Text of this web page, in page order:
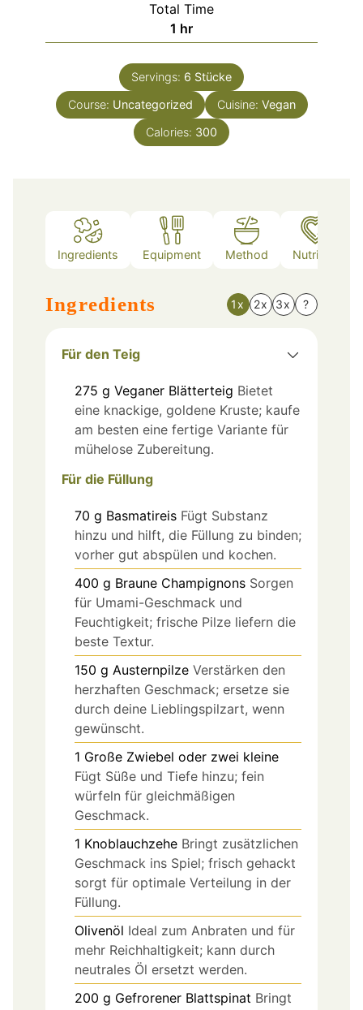
Total Time
1 hour
hr
Servings: 6 Stücke
Course: Uncategorized Cuisine: Vegan
Calories: 300
Ingredients Equipment Method Nutrition
Ingredients 1x 2x 3x ?
Für den Teig
275 g Veganer Blätterteig Bietet
eine knackige, goldene Kruste; kaufe
am besten eine fertige Variante für
mühelose Zubereitung.
Für die Füllung
70 g Basmatireis Fügt Substanz
hinzu und hilft, die Füllung zu binden;
vorher gut abspülen und kochen.
400 g Braune Champignons Sorgen
für Umami-Geschmack und
Feuchtigkeit; frische Pilze liefern die
beste Textur.
150 g Austernpilze Verstärken den
herzhaften Geschmack; ersetze sie
durch deine Lieblingspilzart, wenn
gewünscht.
1 Große Zwiebel oder zwei kleine
Fügt Süße und Tiefe hinzu; fein
würfeln für gleichmäßigen
Geschmack.
1 Knoblauchzehe Bringt zusätzlichen
Geschmack ins Spiel; frisch gehackt
sorgt für optimale Verteilung in der
Füllung.
Olivenöl Ideal zum Anbraten und für
mehr Reichhaltigkeit; kann durch
neutrales Öl ersetzt werden.
200 g Gefrorener Blattspinat Bringt